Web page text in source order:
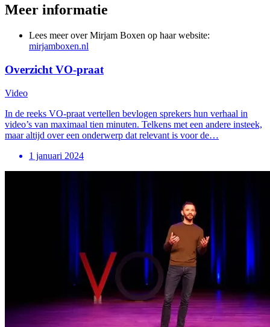
Meer informatie
Lees meer over Mirjam Boxen op haar website:
mirjamboxen.nl
Overzicht VO-praat
Video
In de reeks VO-praat vertellen bevlogen sprekers hun verhaal in
video’s van maximaal tien minuten. Telkens met een andere insteek,
maar altijd over een onderwerp dat relevant is voor de…
1 januari 2024